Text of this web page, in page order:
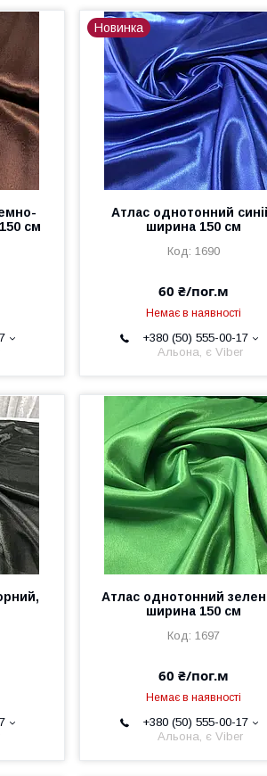
см
Новинка
Атлас однотонний
ширина 150 см
1690
60 ₴/пог.м
Немає в наявності
+380 (50) 555-00-17
Альона, є Viber
Атлас однотонний
ширина 150 см
1697
60 ₴/пог.м
Немає в наявності
+380 (50) 555-00-17
Альона, є Viber